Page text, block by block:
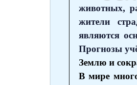
животных,
жители
являются
Прогнозы
Землю и
В мире